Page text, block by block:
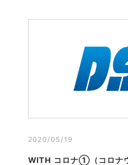
2020/05/19
WITH コロナ①（コロナ